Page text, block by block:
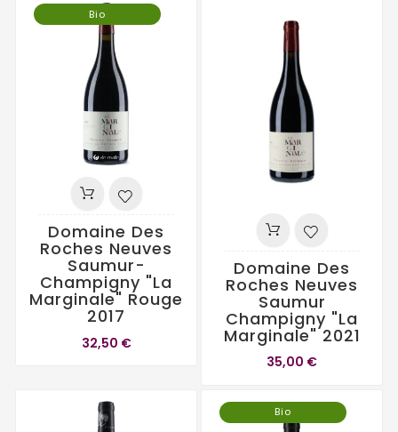
Bio
Domaine Des
Roches Neuves
Saumur-
Champigny "La
Marginale" Rouge
2017
32,50 €
Domaine Des
Roches Neuves
Saumur
Champigny "La
Marginale" 2021
35,00 €
Bio